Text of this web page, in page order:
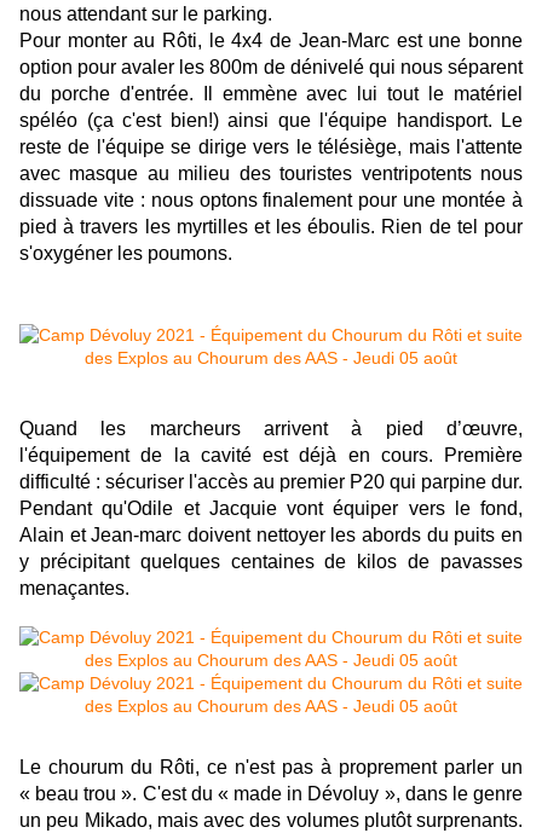
nous attendant sur le parking.
Pour monter au Rôti, le 4x4 de Jean-Marc est une bonne
option pour avaler les 800m de dénivelé qui nous séparent
du porche d'entrée. Il emmène avec lui tout le matériel
spéléo (ça c'est bien!) ainsi que l'équipe handisport. Le
reste de l'équipe se dirige vers le télésiège, mais l'attente
avec masque au milieu des touristes ventripotents nous
dissuade vite : nous optons finalement pour une montée à
pied à travers les myrtilles et les éboulis. Rien de tel pour
s'oxygéner les poumons.
Quand les marcheurs arrivent à pied d’œuvre,
l'équipement de la cavité est déjà en cours. Première
difficulté : sécuriser l'accès au premier P20 qui parpine dur.
Pendant qu'Odile et Jacquie vont équiper vers le fond,
Alain et Jean-marc doivent nettoyer les abords du puits en
y précipitant quelques centaines de kilos de pavasses
menaçantes.
Le chourum du Rôti, ce n'est pas à proprement parler un
« beau trou ». C'est du « made in Dévoluy », dans le genre
un peu Mikado, mais avec des volumes plutôt surprenants.